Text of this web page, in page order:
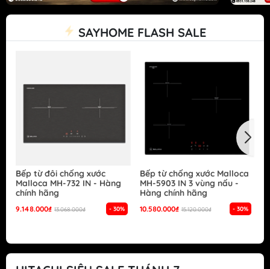
SAYHOME FLASH SALE
- 30%
Bếp từ đôi chống xước
Malloca MH-732 IN - Hàng
chính hãng
9.148.000₫ 13.068.000₫ - 30%
Bếp từ chống xước Malloca
MH-5903 IN 3 vùng nấu -
Hàng chính hãng
10.580.000₫ 15.120.000₫